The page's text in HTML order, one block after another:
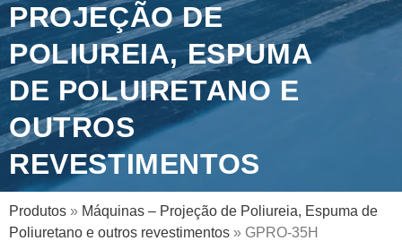
PROJEÇÃO DE
POLIUREIA, ESPUMA
DE POLUIRETANO E
OUTROS
REVESTIMENTOS
Produtos » Máquinas – Projeção de Poliureia, Espuma de
Poliuretano e outros revestimentos » GPRO-35H